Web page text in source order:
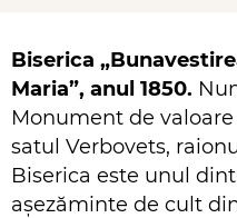
Biserica
Maria”, anul 1850.
Monument de
satul Verbovets,
Biserica este unul
așezăminte de cult